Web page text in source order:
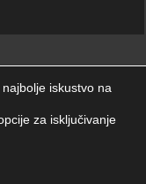
Sva prava zadržana.
iskustvo na
za isključivanje